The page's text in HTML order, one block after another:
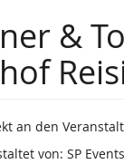
&
an den
von: SP Events